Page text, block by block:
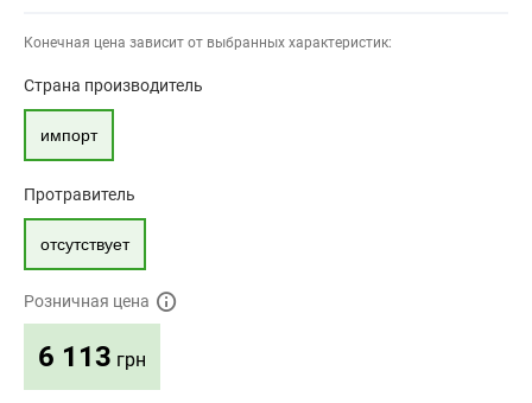
Конечная цена зависит от выбранных характеристик:
Страна производитель
импорт
Протравитель
отсутствует
Розничная цена
6 113 грн